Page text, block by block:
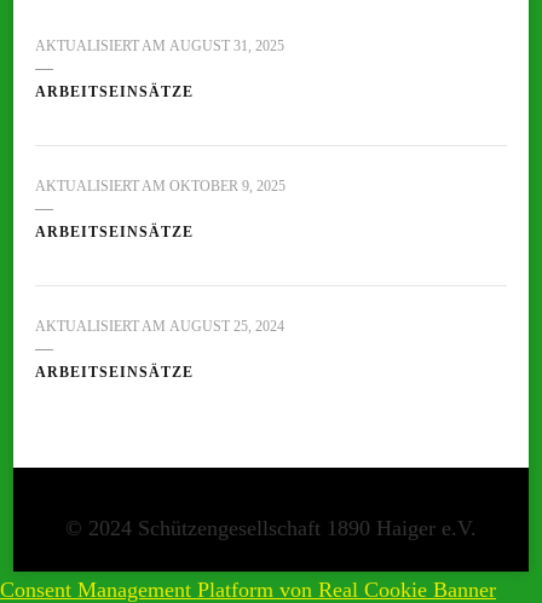
AKTUALISIERT AM AUGUST 31, 2025
ARBEITSEINSÄTZE
AKTUALISIERT AM OKTOBER 9, 2025
ARBEITSEINSÄTZE
AKTUALISIERT AM AUGUST 25, 2024
ARBEITSEINSÄTZE
Consent Management Platform von Real Cookie Banner